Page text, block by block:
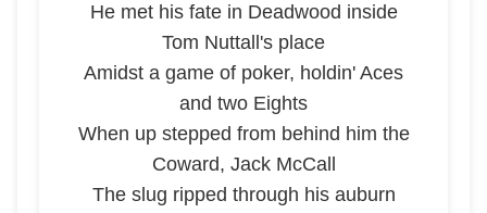
He met his fate in Deadwood inside
Tom Nuttall's place
Amidst a game of poker, holdin' Aces
and two Eights
When up stepped from behind him the
Coward, Jack McCall
The slug ripped through his auburn